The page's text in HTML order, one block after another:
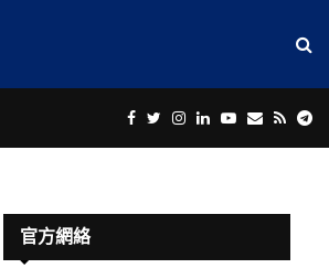
Facebook
Twitter
Instagram
LinkedinYoutube
Email
Rss
官方網絡